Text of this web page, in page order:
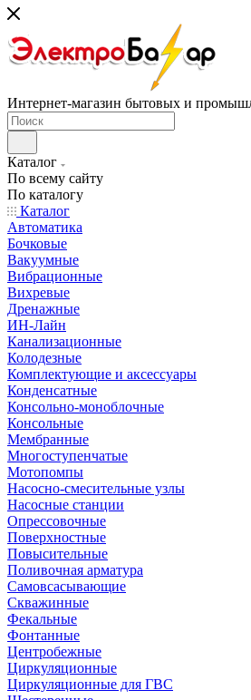
Интернет-магазин бытовых и
Каталог
По всему сайту
По каталогу
Каталог
Автоматика
Бочковые
Вакуумные
Вибрационные
Вихревые
Дренажные
ИН-Лайн
Канализационные
Колодезные
Комплектующие и аксессуары
Конденсатные
Консольно-моноблочные
Консольные
Мембранные
Многоступенчатые
Мотопомпы
Насосно-смесительные узлы
Насосные станции
Опрессовочные
Поверхностные
Повысительные
Поливочная арматура
Самовсасывающие
Скважинные
Фекальные
Фонтанные
Центробежные
Циркуляционные
Циркуляционные для ГВС